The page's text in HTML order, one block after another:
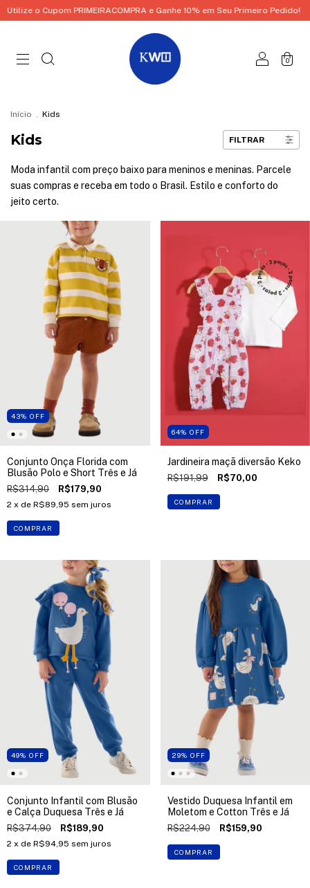
e Ganhe 10% em Seu Primeiro Pedido! Utilize o Cupom
0
Início . Kids
Kids FILTRAR
Moda infantil com preço baixo para meninos e meninas. Parcele
suas compras e receba em todo o Brasil. Estilo e conforto do
jeito certo.
43% OFF
Conjunto Onça Florida com
Blusão Polo e Short Três e Já
R$314,90 R$179,90
2 x de R$89,95 sem juros
COMPRAR
64% OFF
Jardineira maçã diversão Keko
R$191,99 R$70,00
COMPRAR
49% OFF
Conjunto Infantil com Blusão
e Calça Duquesa Três e Já
R$374,90 R$189,90
2 x de R$94,95 sem juros
COMPRAR
29% OFF
Vestido Duquesa Infantil em
Moletom e Cotton Três e Já
R$224,90 R$159,90
COMPRAR